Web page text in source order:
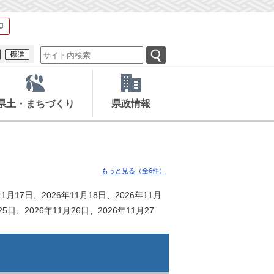
土・まちづくり 県政情報
もっと見る（全6件）
17日、2026年11月18日、2026年11月
日、2026年11月26日、2026年11月27